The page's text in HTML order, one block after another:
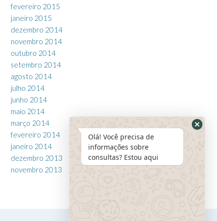
fevereiro 2015
janeiro 2015
dezembro 2014
novembro 2014
outubro 2014
setembro 2014
agosto 2014
julho 2014
junho 2014
maio 2014
março 2014
fevereiro 2014
janeiro 2014
dezembro 2013
novembro 2013
Olá! Você precisa de
informações sobre
consultas? Estou aqui